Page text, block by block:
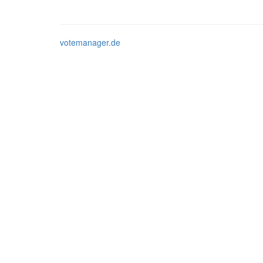
votemanager.de